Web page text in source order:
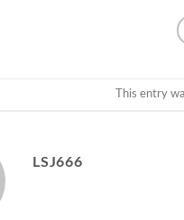
This entry
LSJ666